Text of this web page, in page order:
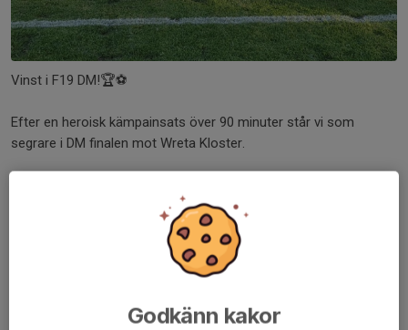
Vinst i F19 DM!🏆⚽️
Efter en heroisk kämpainsats över 90 minuter står vi som
segrare i DM finalen mot Wreta Kloster.
stort hjärta och ett jäkla pannben....
Freja uttagen till SvFF:s regionala
Godkänn kakor